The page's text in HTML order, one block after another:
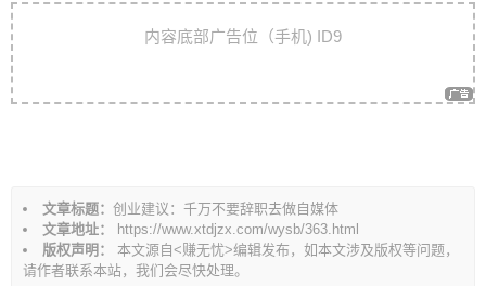
文
章
导
航
内容底部广告位（手机) ID9
文章标题： 创业建议：千万不要辞职去做自媒体
文章地址：
https://www.xtdjzx.com/wysb/363.html
版权声明：
本文源自<赚无忧>编辑发布，如本文涉及版权等问题，
请作者联系本站，我们会尽快处理。